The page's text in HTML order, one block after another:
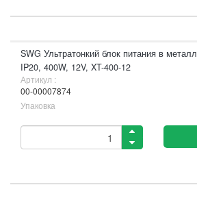
SWG Ультратонкий блок питания в
IP20, 400W, 12V, XT-400-12
Артикул :
00-00007874
Упаковка